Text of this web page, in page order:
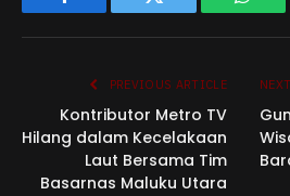
Facebook Twitter
PREVIOUS ARTICLE
Kontributor Metro TV
Hilang dalam Kecelakaan
Laut Bersama Tim
Basarnas Maluku Utara